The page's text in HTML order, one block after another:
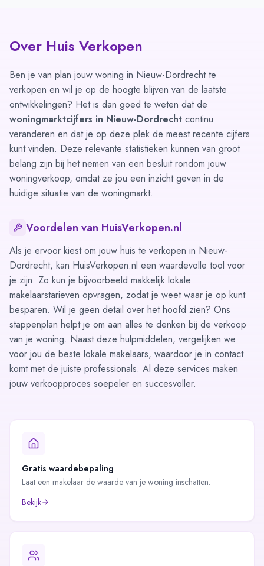
Over Huis Verkopen
Ben je van plan jouw woning in Nieuw-Dordrecht te
verkopen en wil je op de hoogte blijven van de laatste
ontwikkelingen? Het is dan goed te weten dat de
woningmarktcijfers in Nieuw-Dordrecht continu
veranderen en dat je op deze plek de meest recente cijfers
kunt vinden. Deze relevante statistieken kunnen van groot
belang zijn bij het nemen van een besluit rondom jouw
woningverkoop, omdat ze jou een inzicht geven in de
huidige situatie van de woningmarkt.
Voordelen van HuisVerkopen.nl
Als je ervoor kiest om jouw huis te verkopen in Nieuw-
Dordrecht, kan HuisVerkopen.nl een waardevolle tool voor
je zijn. Zo kun je bijvoorbeeld makkelijk lokale
makelaarstarieven opvragen, zodat je weet waar je op kunt
besparen. Wil je geen detail over het hoofd zien? Ons
stappenplan helpt je om aan alles te denken bij de verkoop
van je woning. Naast deze hulpmiddelen, vergelijken we
voor jou de beste lokale makelaars, waardoor je in contact
komt met de juiste professionals. Al deze services maken
jouw verkoopproces soepeler en succesvoller.
Gratis waardebepaling
Laat een makelaar de waarde van je woning inschatten.
Bekijk